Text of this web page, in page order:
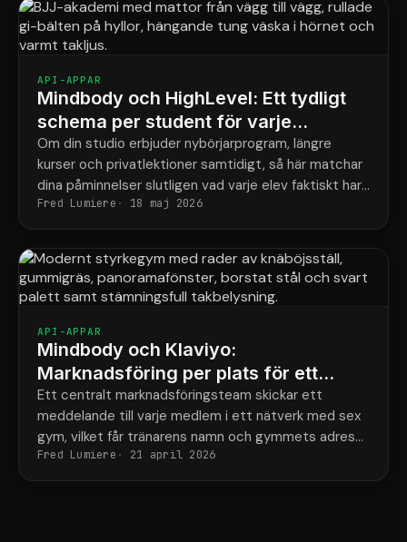
API-APPAR
Mindbody och HighLevel: Ett tydligt
schema per student för varje
program
Om din studio erbjuder nybörjarprogram, längre
kurser och privatlektioner samtidigt, så här matchar
dina påminnelser slutligen vad varje elev faktiskt har
bokat.
Fred Lumiere 18 maj 2026
API-APPAR
Mindbody och Klaviyo:
Marknadsföring per plats för ett
styrkenätverk med 6 gym
Ett centralt marknadsföringsteam skickar ett
meddelande till varje medlem i ett nätverk med sex
gym, vilket får tränarens namn och gymmets adress
fel hälften av gångerna.
Fred Lumiere 21 april 2026